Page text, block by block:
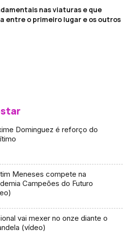
nas viaturas e que
entre o primeiro lugar e os outros
Dominguez é reforço do
Meneses compete na
Campeões do Futuro
vai mexer no onze diante o
(vídeo)